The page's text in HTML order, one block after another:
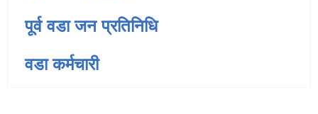
पूर्व वडा जन प्रतिनिधि
वडा कर्मचारी